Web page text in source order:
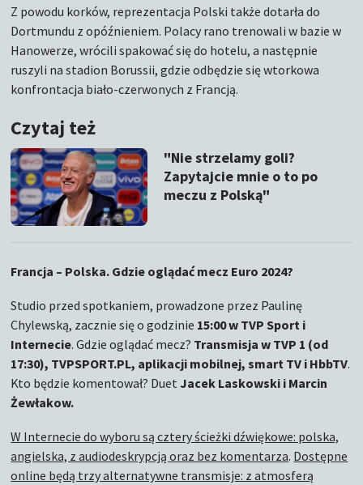
Z powodu korków, reprezentacja Polski także dotarła do
Dortmundu z opóźnieniem. Polacy rano trenowali w bazie w
Hanowerze, wrócili spakować się do hotelu, a następnie
ruszyli na stadion Borussii, gdzie odbędzie się wtorkowa
konfrontacja biało-czerwonych z Francją.
Czytaj też
"Nie strzelamy goli?
Zapytajcie mnie o to po
meczu z Polską"
Francja – Polska. Gdzie oglądać mecz Euro 2024?
Studio przed spotkaniem, prowadzone przez Paulinę
Chylewską, zacznie się o godzinie 15:00 w TVP Sport i
Internecie. Gdzie oglądać mecz? Transmisja w TVP 1 (od
17:30), TVPSPORT.PL, aplikacji mobilnej, smart TV i HbbTV.
Kto będzie komentował? Duet Jacek Laskowski i Marcin
Żewłakow.
W Internecie do wyboru są cztery ścieżki dźwiękowe: polska,
angielska, z audiodeskrypcją oraz bez komentarza. Dostępne
online będą trzy alternatywne transmisje: z atmosferą